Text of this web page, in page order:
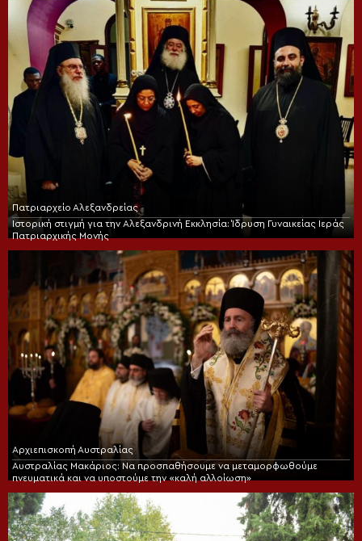
Πατριαρχείο Αλεξανδρείας
Ιστορική στιγμή για την Αλεξανδρινή Εκκλησία: Ίδρυση Γυναικείας Ιεράς
Πατριαρχικής Μονής
Αρχιεπισκοπή Αυστραλίας
Αυστραλίας Μακάριος: Να προσπαθήσουμε να μεταμορφωθούμε
πνευματικά και να υποστούμε την «καλή αλλοίωση»